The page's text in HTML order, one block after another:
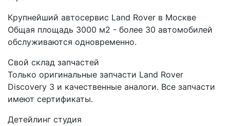
Крупнейший автосервис Land Rover в Москве
Общая площадь 3000 м2 - более 30 автомобилей
обслуживаются одновременно.
Свой склад запчастей
Только оригинальные запчасти Land Rover
Discovery 3 и качественные аналоги. Все запчасти
имеют сертификаты.
Детейлинг студия